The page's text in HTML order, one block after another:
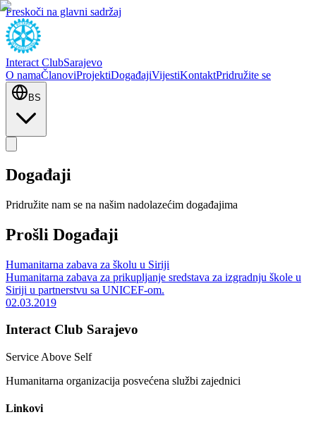
Preskoči na glavni sadržaj
Interact ClubSarajevo
O namaČlanoviProjektiDogađajiVijestiKontaktPridružite se
BS
Događaji
Pridružite nam se na našim nadolazećim događajima
Prošli Događaji
Humanitarna zabava za školu u Siriji
Humanitarna zabava za prikupljanje sredstava za izgradnju škole u
Siriji u partnerstvu sa UNICEF-om.
02.03.2019
Interact Club Sarajevo
Service Above Self
Humanitarna organizacija posvećena službi zajednici
Linkovi